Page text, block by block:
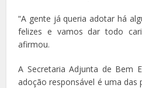
“A gente já queria adotar há
felizes e vamos dar todo
afirmou.
A Secretaria Adjunta de Bem
adoção responsável é uma das